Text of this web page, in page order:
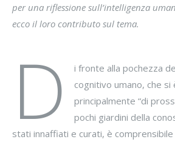
per una riflessione sull’intelligenza
ecco il loro contributo sul tema.
D
i fronte alla pochezza
cognitivo umano, che si
principalmente “di
pochi giardini della
stati innaffiati e curati, è